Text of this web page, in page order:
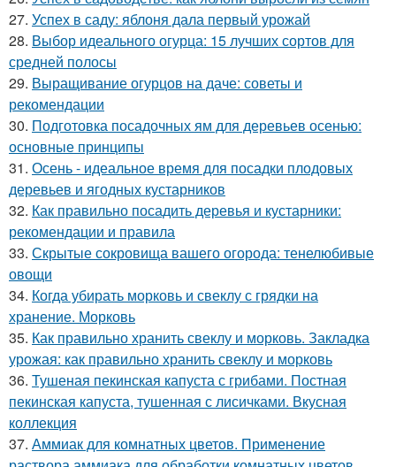
27. Успех в саду: яблоня дала первый урожай
28. Выбор идеального огурца: 15 лучших сортов для
средней полосы
29. Выращивание огурцов на даче: советы и
рекомендации
30. Подготовка посадочных ям для деревьев осенью:
основные принципы
31. Осень - идеальное время для посадки плодовых
деревьев и ягодных кустарников
32. Как правильно посадить деревья и кустарники:
рекомендации и правила
33. Скрытые сокровища вашего огорода: тенелюбивые
овощи
34. Когда убирать морковь и свеклу с грядки на
хранение. Морковь
35. Как правильно хранить свеклу и морковь. Закладка
урожая: как правильно хранить свеклу и морковь
36. Тушеная пекинская капуста с грибами. Постная
пекинская капуста, тушенная с лисичками. Вкусная
коллекция
37. Аммиак для комнатных цветов. Применение